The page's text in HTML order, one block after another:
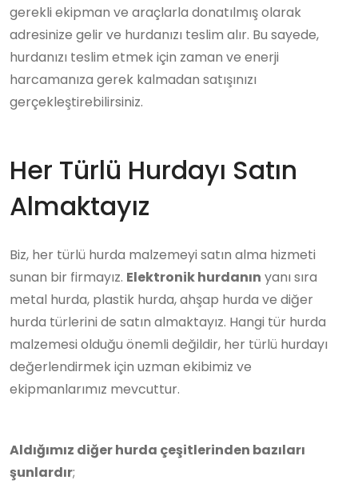
gerekli ekipman ve araçlarla donatılmış olarak
adresinize gelir ve hurdanızı teslim alır. Bu sayede,
hurdanızı teslim etmek için zaman ve enerji
harcamanıza gerek kalmadan satışınızı
gerçekleştirebilirsiniz.
Her Türlü Hurdayı Satın
Almaktayız
Biz, her türlü hurda malzemeyi satın alma hizmeti
sunan bir firmayız. Elektronik hurdanın yanı sıra
metal hurda, plastik hurda, ahşap hurda ve diğer
hurda türlerini de satın almaktayız. Hangi tür hurda
malzemesi olduğu önemli değildir, her türlü hurdayı
değerlendirmek için uzman ekibimiz ve
ekipmanlarımız mevcuttur.
Aldığımız diğer hurda çeşitlerinden bazıları
şunlardır;